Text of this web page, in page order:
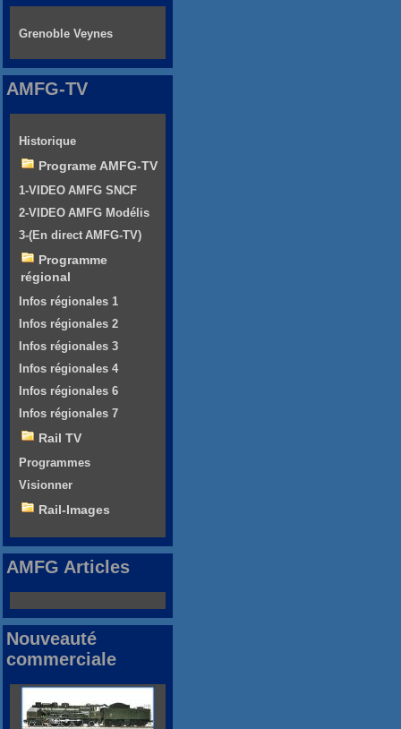
Grenoble Veynes
AMFG-TV
Historique
Programe AMFG-TV
1-VIDEO AMFG SNCF
2-VIDEO AMFG Modélis
3-(En direct AMFG-TV)
Programme
régional
Infos régionales 1
Infos régionales 2
Infos régionales 3
Infos régionales 4
Infos régionales 6
Infos régionales 7
Rail TV
Programmes
Visionner
Rail-Images
AMFG Articles
Nouveauté
commerciale